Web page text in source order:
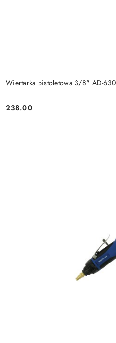
Wiertarka pistoletowa 3/8" AD-630
Cena:
238.00